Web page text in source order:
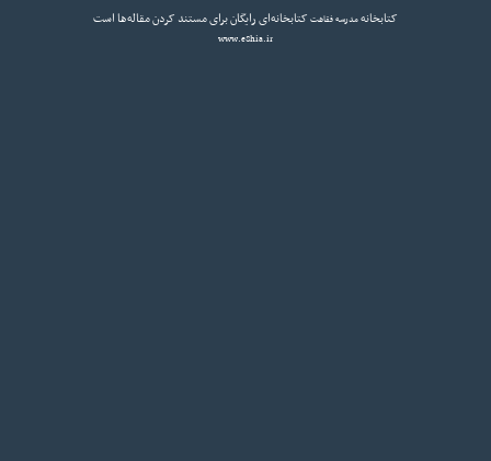
کتابخانهمدرسه فقاهت کتابخانه‌ای رایگان برای مستند کردن مقاله‌ها است
www.eShia.ir